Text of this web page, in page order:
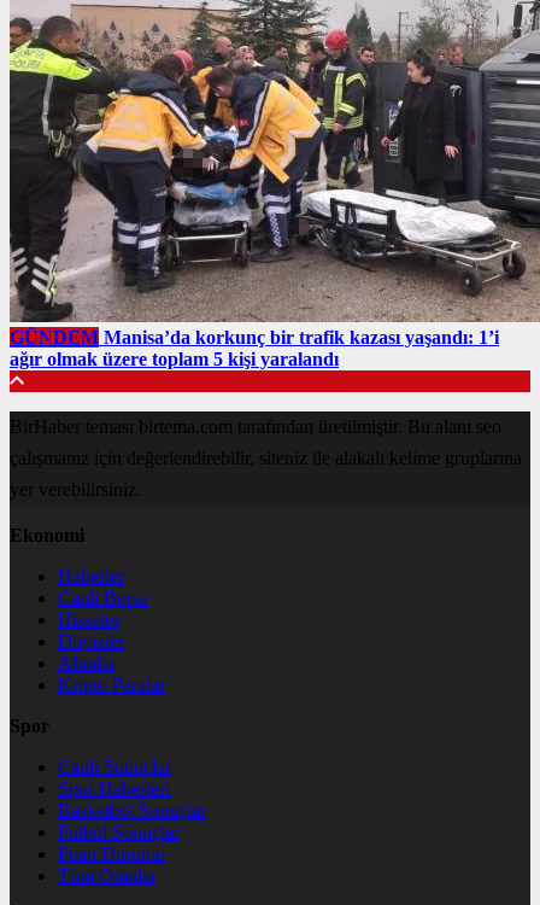
GÜNDEM Manisa’da korkunç bir trafik kazası yaşandı: 1’i
ağır olmak üzere toplam 5 kişi yaralandı
BirHaber teması birtema.com tarafından üretilmiştir. Bu alanı seo
çalışmanız için değerlendirebilir, siteniz ile alakalı kelime gruplarına
yer verebilirsiniz.
Ekonomi
Haberler
Canlı Borsa
Hisseler
Dövizler
Altınlar
Kripto Paralar
Spor
Canlı Sonuçlar
Spor Haberleri
Basketbol Sonuçlar
Futbol Sonuçlar
Puan Durumu
Tüm Oranlar